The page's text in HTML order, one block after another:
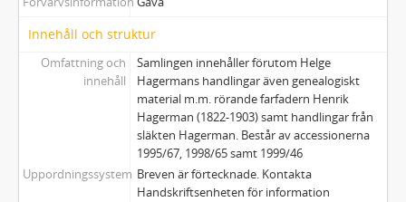
Innehåll och struktur
Omfattning och
innehåll
Samlingen innehåller förutom Helge
Hagermans handlingar även genealogiskt
material m.m. rörande farfadern Henrik
Hagerman (1822-1903) samt handlingar från
släkten Hagerman. Består av accessionerna
1995/67, 1998/65 samt 1999/46
Uppordningssystem Breven är förtecknade. Kontakta
Handskriftsenheten för information